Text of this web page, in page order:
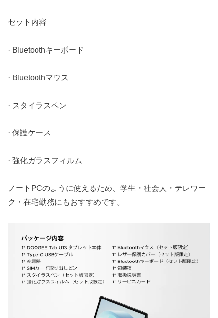
セット内容
· Bluetoothキーボード
· Bluetoothマウス
· スタイラスペン
· 保護ケース
· 強化ガラスフィルム
ノートPCのように使えるため、学生・社会人・テレワー
ク・在宅勤務にもおすすめです。